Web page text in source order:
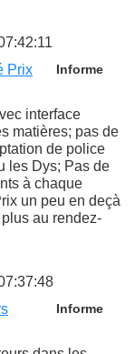
Informe
Prix
interface
matières; pas de
de police
les Dys; Pas de
à chaque
un peu en deçà
au rendez-
Informe